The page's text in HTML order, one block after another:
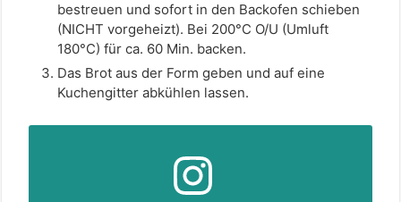
bestreuen und sofort in den Backofen schieben
(NICHT vorgeheizt). Bei 200°C O/U (Umluft
180°C) für ca. 60 Min. backen.
Das Brot aus der Form geben und auf eine
Kuchengitter abkühlen lassen.